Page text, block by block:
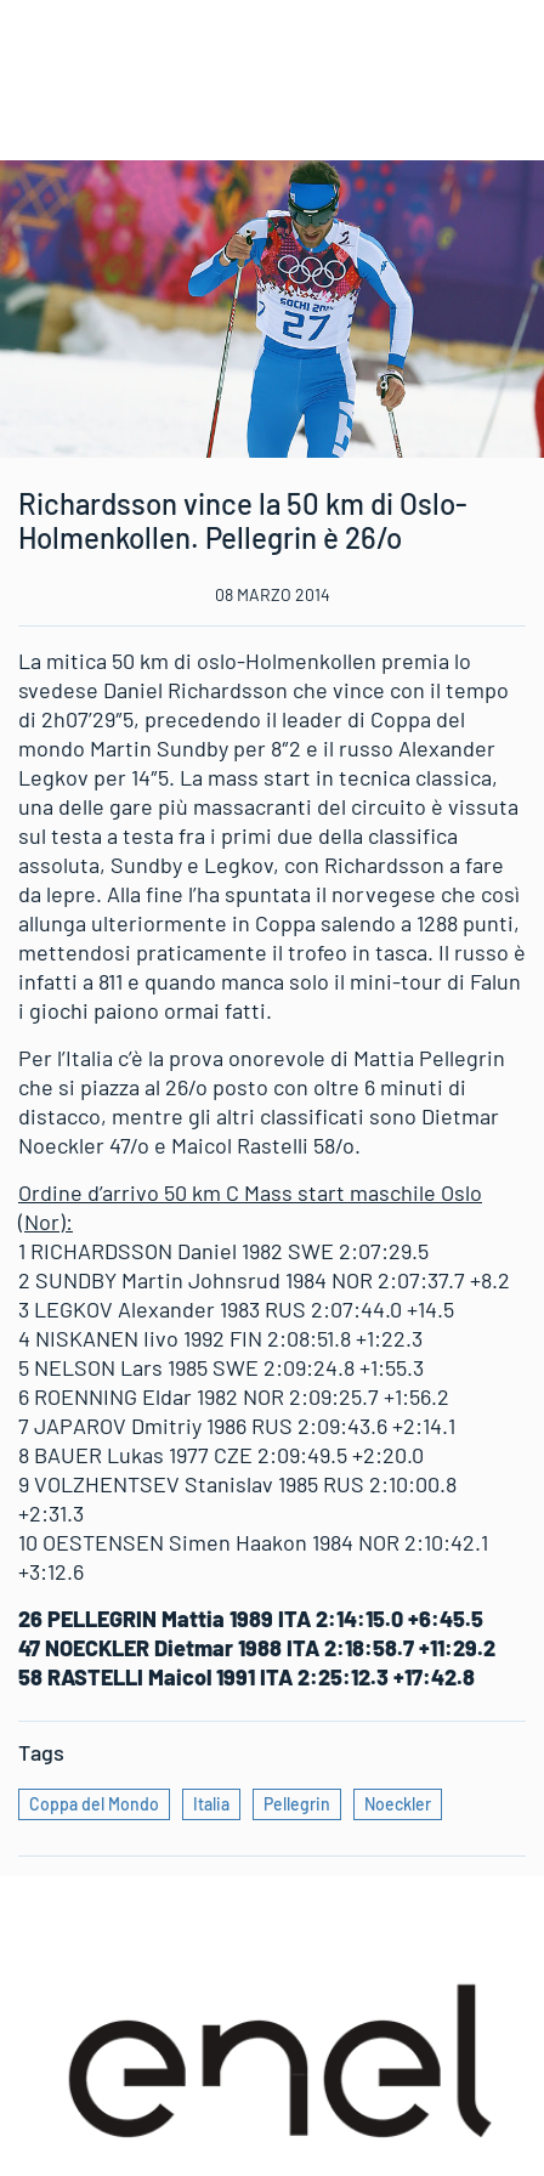
Richardsson vince la 50 km di Oslo-
Holmenkollen. Pellegrin è 26/o
08 MARZO 2014
La mitica 50 km di oslo-Holmenkollen premia lo
svedese Daniel Richardsson che vince con il tempo
di 2h07’29″5, precedendo il leader di Coppa del
mondo Martin Sundby per 8″2 e il russo Alexander
Legkov per 14″5. La mass start in tecnica classica,
una delle gare più massacranti del circuito è vissuta
sul testa a testa fra i primi due della classifica
assoluta, Sundby e Legkov, con Richardsson a fare
da lepre. Alla fine l’ha spuntata il norvegese che così
allunga ulteriormente in Coppa salendo a 1288 punti,
mettendosi praticamente il trofeo in tasca. Il russo è
infatti a 811 e quando manca solo il mini-tour di Falun
i giochi paiono ormai fatti.
Per l’Italia c’è la prova onorevole di Mattia Pellegrin
che si piazza al 26/o posto con oltre 6 minuti di
distacco, mentre gli altri classificati sono Dietmar
Noeckler 47/o e Maicol Rastelli 58/o.
Ordine d’arrivo 50 km C Mass start maschile Oslo
(Nor):
1 RICHARDSSON Daniel 1982 SWE 2:07:29.5
2 SUNDBY Martin Johnsrud 1984 NOR 2:07:37.7 +8.2
3 LEGKOV Alexander 1983 RUS 2:07:44.0 +14.5
4 NISKANEN Iivo 1992 FIN 2:08:51.8 +1:22.3
5 NELSON Lars 1985 SWE 2:09:24.8 +1:55.3
6 ROENNING Eldar 1982 NOR 2:09:25.7 +1:56.2
7 JAPAROV Dmitriy 1986 RUS 2:09:43.6 +2:14.1
8 BAUER Lukas 1977 CZE 2:09:49.5 +2:20.0
9 VOLZHENTSEV Stanislav 1985 RUS 2:10:00.8
+2:31.3
10 OESTENSEN Simen Haakon 1984 NOR 2:10:42.1
+3:12.6
26 PELLEGRIN Mattia 1989 ITA 2:14:15.0 +6:45.5
47 NOECKLER Dietmar 1988 ITA 2:18:58.7 +11:29.2
58 RASTELLI Maicol 1991 ITA 2:25:12.3 +17:42.8
Tags
Coppa del Mondo Italia Pellegrin Noeckler